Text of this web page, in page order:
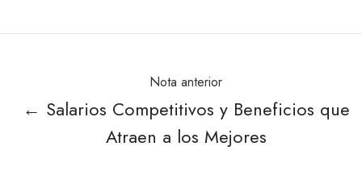
Nota anterior
← Salarios Competitivos y Beneficios que
Atraen a los Mejores